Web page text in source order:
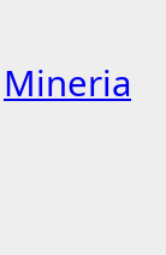
Mineria